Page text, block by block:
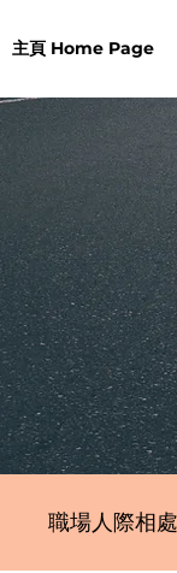
主頁 Home Page
職場人際相